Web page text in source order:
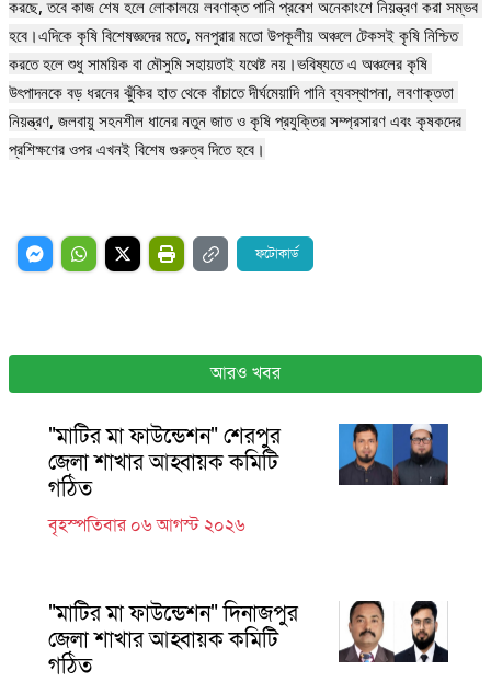
করছে, তবে কাজ শেষ হলে লোকালয়ে লবণাক্ত পানি প্রবেশ অনেকাংশে নিয়ন্ত্রণ করা সম্ভব
হবে।এদিকে কৃষি বিশেষজ্ঞদের মতে, মনপুরার মতো উপকূলীয় অঞ্চলে টেকসই কৃষি নিশ্চিত
করতে হলে শুধু সাময়িক বা মৌসুমি সহায়তাই যথেষ্ট নয়।ভবিষ্যতে এ অঞ্চলের কৃষি
উৎপাদনকে বড় ধরনের ঝুঁকির হাত থেকে বাঁচাতে দীর্ঘমেয়াদি পানি ব্যবস্থাপনা, লবণাক্ততা
নিয়ন্ত্রণ, জলবায়ু সহনশীল ধানের নতুন জাত ও কৃষি প্রযুক্তির সম্প্রসারণ এবং কৃষকদের
ফটোকার্ড
আরও খবর
"মাটির মা ফাউন্ডেশন" শেরপুর
জেলা শাখার আহ্বায়ক কমিটি
গঠিত
বৃহস্পতিবার ০৬ আগস্ট ২০২৬
"মাটির মা ফাউন্ডেশন" দিনাজপুর
জেলা শাখার আহ্বায়ক কমিটি
গঠিত